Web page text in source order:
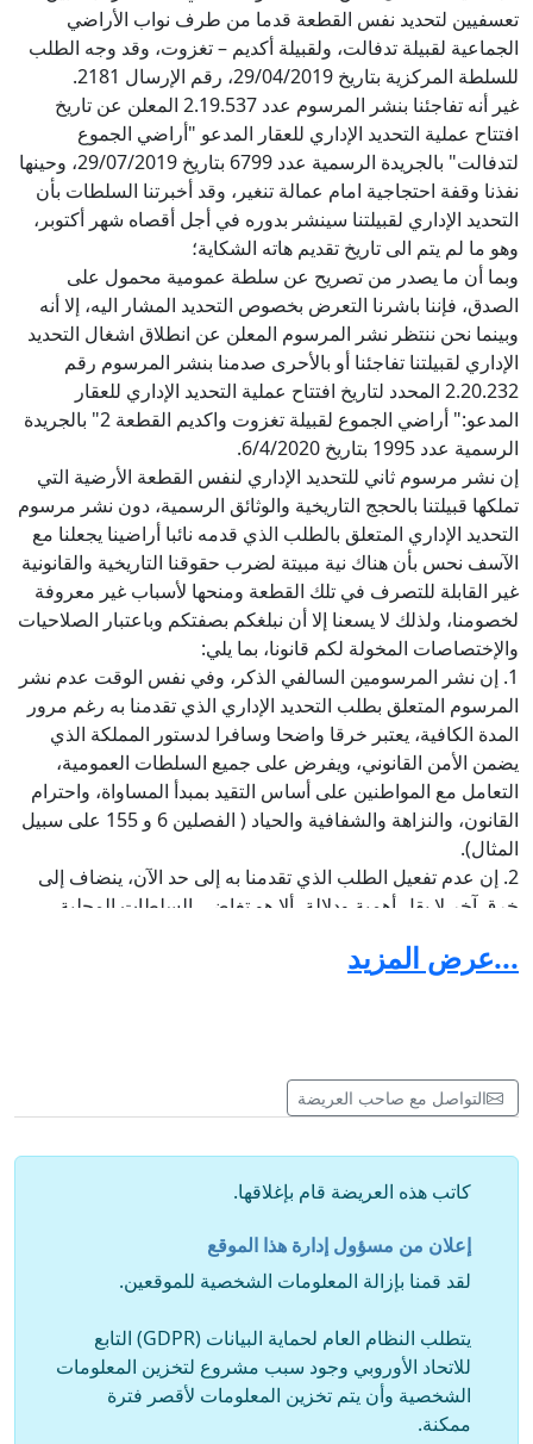
تعسفيين لتحديد نفس القطعة قدما من طرف نواب الأراضي
الجماعية لقبيلة تدفالت، ولقبيلة أكديم – تغزوت، وقد وجه الطلب
للسلطة المركزية بتاريخ 29/04/2019، رقم الإرسال 2181.
غير أنه تفاجئنا بنشر المرسوم عدد 2.19.537 المعلن عن تاريخ
افتتاح عملية التحديد الإداري للعقار المدعو "أراضي الجموع
لتدفالت" بالجريدة الرسمية عدد 6799 بتاريخ 29/07/2019، وحينها
نفذنا وقفة احتجاجية امام عمالة تنغير، وقد أخبرتنا السلطات بأن
التحديد الإداري لقبيلتنا سينشر بدوره في أجل أقصاه شهر أكتوبر،
وهو ما لم يتم الى تاريخ تقديم هاته الشكاية؛
وبما أن ما يصدر من تصريح عن سلطة عمومية محمول على
الصدق، فإننا باشرنا التعرض بخصوص التحديد المشار اليه، إلا أنه
وبينما نحن ننتظر نشر المرسوم المعلن عن انطلاق اشغال التحديد
الإداري لقبيلتنا تفاجئنا أو بالأحرى صدمنا بنشر المرسوم رقم
2.20.232 المحدد لتاريخ افتتاح عملية التحديد الإداري للعقار
المدعو:" أراضي الجموع لقبيلة تغزوت واكديم القطعة 2" بالجريدة
الرسمية عدد 1995 بتاريخ 6/4/2020.
إن نشر مرسوم ثاني للتحديد الإداري لنفس القطعة الأرضية التي
تملكها قبيلتنا بالحجج التاريخية والوثائق الرسمية، دون نشر مرسوم
التحديد الإداري المتعلق بالطلب الذي قدمه نائبا أراضينا يجعلنا مع
الآسف نحس بأن هناك نية مبيتة لضرب حقوقنا التاريخية والقانونية
غير القابلة للتصرف في تلك القطعة ومنحها لأسباب غير معروفة
لخصومنا، ولذلك لا يسعنا إلا أن نبلغكم بصفتكم وباعتبار الصلاحيات
والإختصاصات المخولة لكم قانونا، بما يلي:
1. إن نشر المرسومين السالفي الذكر، وفي نفس الوقت عدم نشر
المرسوم المتعلق بطلب التحديد الإداري الذي تقدمنا به رغم مرور
المدة الكافية، يعتبر خرقا واضحا وسافرا لدستور المملكة الذي
يضمن الأمن القانوني، ويفرض على جميع السلطات العمومية،
التعامل مع المواطنين على أساس التقيد بمبدأ المساواة، واحترام
القانون، والنزاهة والشفافية والحياد ( الفصلين 6 و 155 على سبيل
المثال).
2. إن عدم تفعيل الطلب الذي تقدمنا به إلى حد الآن، ينضاف إلى
خرق آخر لا يقل أهمية ودلالة، ألا هو تغاضي السلطات المحلية
بتاريخ 18/04/1996 القاضي بمنع قبيلة اكديم تغزوت من مباشرة
3. إن نشر المرسوم المتعلق بطلب التحديد الإداري لقبيلة تدفالت
رغم أنها لا تتوفر على أي حجة صحيحة، وكذا نشر المرسوم المتعلق
الوصايا المومأ اليه أعلاه، خول لتلك القبيلتين مركزا قانونيا يعفيهما
من اثبات الملك، أو أداء أي مصاريف، مما يفهم منه أن عدم نشر
تلك الجماعتين.
4. إنه لا يمكن لأي جهة تبرير عدم تفعيل طلب التحديد الإداري الذي
لمجلس الوصاية بشأنها، لأنه على فرض أن هذه الواقعة مبررة من
الناحية القانونية لحفظ الطلب أو لعدم الإستجابة له، فإنه كان من
باب أولى تطبيق نفس الأثر ونفس المصير على طلبي جماعتي
تدفالت وأكديم،لأن قرار مجلس الوصاية يتعلق بنفس القطعة
...عرض المزيد
التواصل مع صاحب العريضة
كاتب هذه العريضة قام بإغلاقها.
إعلان من مسؤول إدارة هذا الموقع
لقد قمنا بإزالة المعلومات الشخصية للموقعين.
يتطلب النظام العام لحماية البيانات (GDPR) التابع
للاتحاد الأوروبي وجود سبب مشروع لتخزين المعلومات
الشخصية وأن يتم تخزين المعلومات لأقصر فترة
ممكنة.